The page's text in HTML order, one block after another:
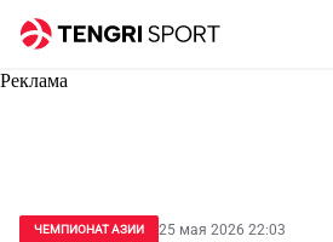
Реклама
ЧЕМПИОНАТ АЗИИ 25 мая 2026 22:03